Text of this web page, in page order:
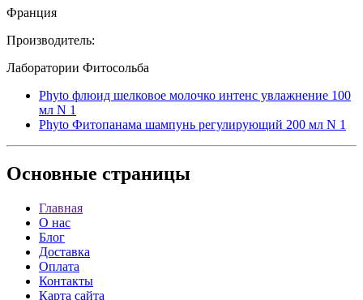
Франция
Производитель:
Лаборатории Фитосольба
Phyto флюид шелковое молочко интенс увлажнение 100
мл N 1
Phyto Фитопанама шампунь регулирующий 200 мл N 1
Основные страницы
Главная
О нас
Блог
Доставка
Оплата
Контакты
Карта сайта